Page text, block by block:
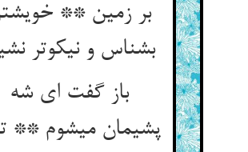
بر زمین **
بشناس و نیکوتر
باز گفت ای شه
پشیمان می‏شوم **